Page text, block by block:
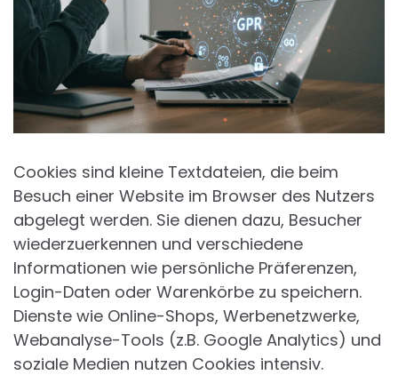
Cookies sind kleine Textdateien, die beim
Besuch einer Website im Browser des Nutzers
abgelegt werden. Sie dienen dazu, Besucher
wiederzuerkennen und verschiedene
Informationen wie persönliche Präferenzen,
Login-Daten oder Warenkörbe zu speichern.
Dienste wie Online-Shops, Werbenetzwerke,
Webanalyse-Tools (z.B. Google Analytics) und
soziale Medien nutzen Cookies intensiv.